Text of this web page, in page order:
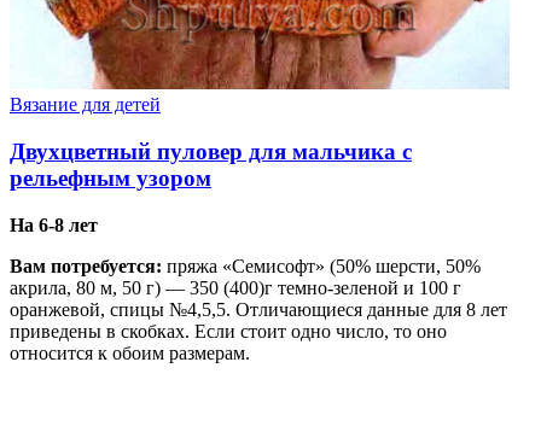
Вязание для детей
Двухцветный пуловер для мальчика с
рельефным узором
На 6-8 лет
Вам потребуется: пряжа «Семисофт» (50% шерсти, 50%
акрила, 80 м, 50 г) — 350 (400)г темно-зеленой и 100 г
оранжевой, спицы №4,5,5. Отличающиеся данные для 8 лет
приведены в скобках. Если стоит одно число, то оно
относится к обоим размерам.